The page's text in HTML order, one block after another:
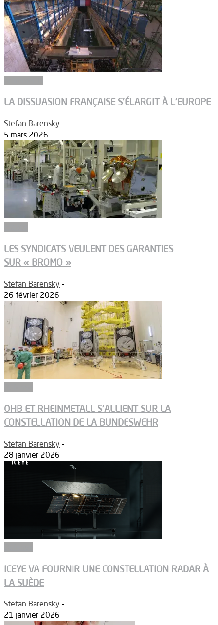
LA DISSUASION FRANÇAISE S’ÉLARGIT À L’EUROPE
Stefan Barensky -
5 mars 2026
LES SYNDICATS VEULENT DES GARANTIES
SUR « BROMO »
Stefan Barensky -
26 février 2026
OHB ET RHEINMETALL S’ALLIENT SUR LA
CONSTELLATION DE LA BUNDESWEHR
Stefan Barensky -
28 janvier 2026
ICEYE VA FOURNIR UNE CONSTELLATION RADAR À
LA SUÈDE
Stefan Barensky -
21 janvier 2026